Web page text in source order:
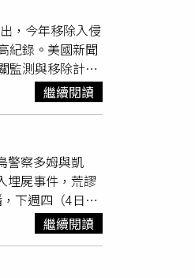
再衍生洗錢、
籲工地承包商及
TV提供）
歐斯華（Patton
），以及網
翰萊舍（John
任製片，主演傑
The Dink）將
逝、長期與癌
亡的人生理念，
談及坦言雖然角
演動用大量「人
棒，我從他們身
面的合作我期待
死》改編真實
歷過三次大手
最佳美術指導
「因為我自己由
演出香港電影的
是敘述威廉（柳
盡力照顧之餘亦
躁，實則口賤
，今年移除入侵
紀錄。美國新聞
監測與移除計畫
定成效。研究人
群變化，以降低
技術，以及40
的繁殖個體，
今年首次達成
指出，這些科學
捕獲的雌性緬甸
顆卵，其中約
額外移除約4100
甸蟒，總重量超
繼續閱讀
警察多姆與凱
埋屍事件，荒謬
下週四（4日）
劇之一。《黑色
人主角不斷被高
是「把警界種
繼續閱讀